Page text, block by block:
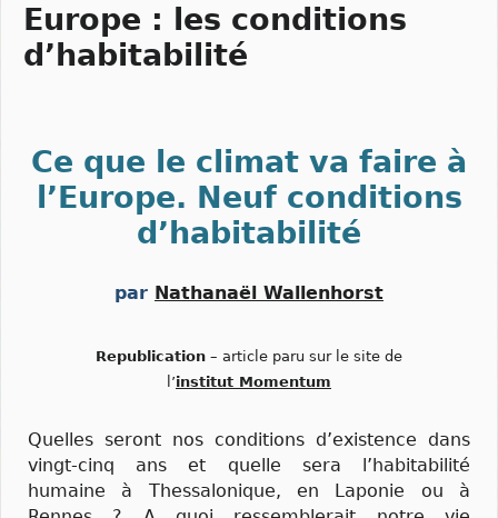
Europe : les conditions
d’habitabilité
Ce que le climat va faire à
l’Europe. Neuf conditions
d’habitabilité
par Nathanaël Wallenhorst
Republication – article paru sur le site de
l’institut Momentum
Quelles seront nos conditions d’existence dans
vingt-cinq ans et quelle sera l’habitabilité
humaine à Thessalonique, en Laponie ou à